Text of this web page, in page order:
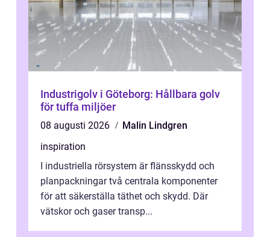
Industrigolv i Göteborg: Hållbara golv
för tuffa miljöer
08 augusti 2026
Malin Lindgren
inspiration
I industriella rörsystem är flänsskydd och
planpackningar två centrala komponenter
för att säkerställa täthet och skydd. Där
vätskor och gaser transp...